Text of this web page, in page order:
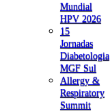
Mundial
HPV 2026
15
Jornadas
Diabetologia
MGF Sul
Allergy &
Respiratory
Summit